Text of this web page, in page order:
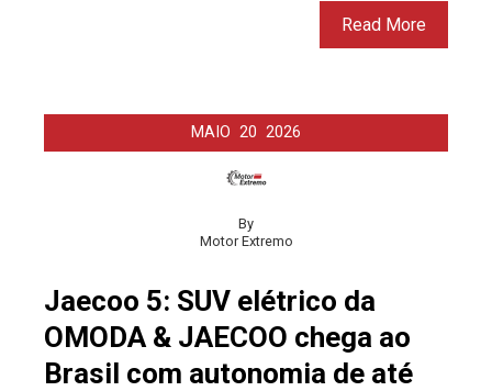
Read More
MAIO 20 2026
By
Motor Extremo
Jaecoo 5: SUV elétrico da
OMODA & JAECOO chega ao
Brasil com autonomia de até